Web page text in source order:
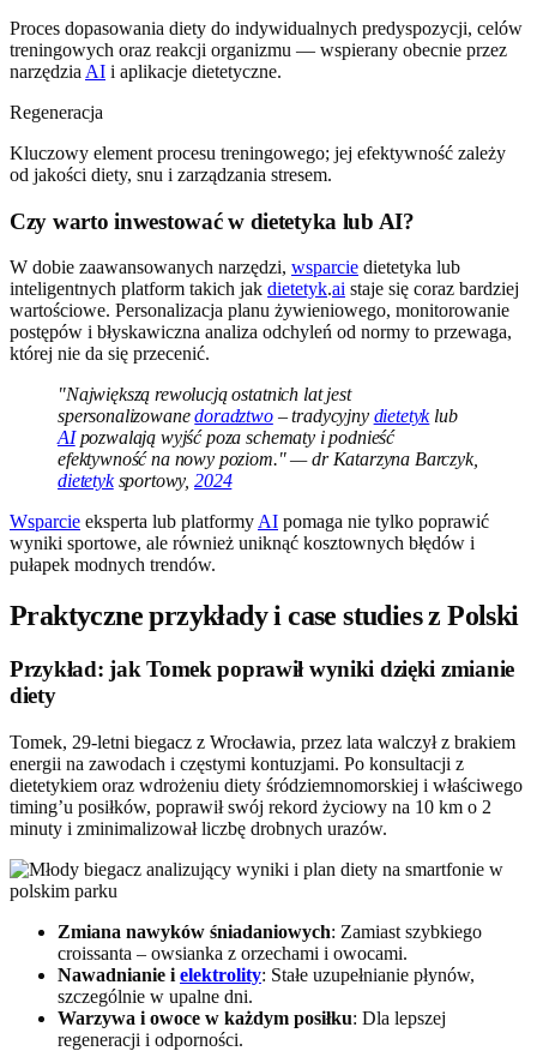
Proces dopasowania diety do indywidualnych predyspozycji, celów
treningowych oraz reakcji organizmu — wspierany obecnie przez
narzędzia AI i aplikacje dietetyczne.
Regeneracja
Kluczowy element procesu treningowego; jej efektywność zależy
od jakości diety, snu i zarządzania stresem.
Czy warto inwestować w dietetyka lub AI?
W dobie zaawansowanych narzędzi, wsparcie dietetyka lub
inteligentnych platform takich jak dietetyk.ai staje się coraz bardziej
wartościowe. Personalizacja planu żywieniowego, monitorowanie
postępów i błyskawiczna analiza odchyleń od normy to przewaga,
której nie da się przecenić.
"Największą rewolucją ostatnich lat jest
spersonalizowanedoradztwo– tradycyjny dietetyklub
AIpozwalają wyjść poza schematy i podnieść
efektywność na nowy poziom." — dr Katarzyna Barczyk,
dietetyksportowy, 2024
Wsparcie eksperta lub platformyAI pomaga nie tylko poprawić
wyniki sportowe, ale również uniknąć kosztownych błędów i
pułapek modnych trendów.
Praktyczne przykłady i case studies z Polski
Przykład: jak Tomek poprawił wyniki dzięki zmianie
diety
Tomek, 29-letni biegacz z Wrocławia, przez lata walczył z brakiem
energii na zawodach i częstymi kontuzjami. Po konsultacji z
dietetykiem oraz wdrożeniu diety śródziemnomorskiej i właściwego
timing’u posiłków, poprawił swój rekord życiowy na 10 km o 2
minuty i zminimalizował liczbę drobnych urazów.
Zmiana nawyków śniadaniowych: Zamiast szybkiego
croissanta – owsianka z orzechami i owocami.
Nawadnianie i elektrolity: Stałe uzupełnianie płynów,
szczególnie w upalne dni.
Warzywa i owoce w każdym posiłku: Dla lepszej
regeneracji i odporności.